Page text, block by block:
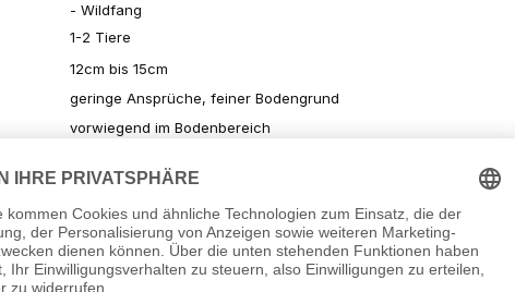
- Wildfang
1-2 Tiere
12cm bis 15cm
geringe Ansprüche, feiner Bodengrund
vorwiegend im Bodenbereich
Gesellschaftsbecken + Diskusbecken
Flockenfutter, Lebendfutter, Frostfutter, Welstabletten mit Spirulina
2° - 18° dGH